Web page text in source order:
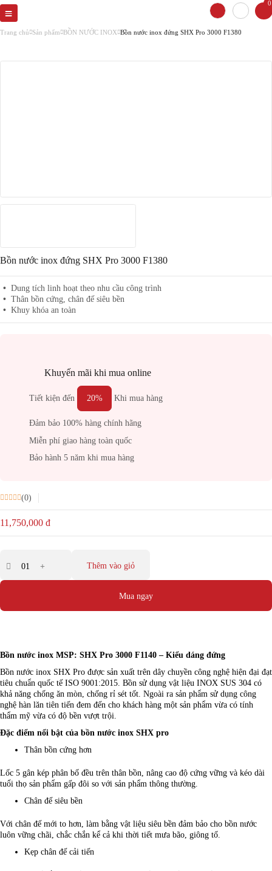
0
Trang chủ Sản phẩm BỒN NƯỚC INOX Bồn nước inox đứng SHX Pro 3000 F1380
Bồn nước inox đứng SHX Pro 3000 F1380
Dung tích linh hoạt theo nhu cầu công trình
Thân bồn cứng, chân đế siêu bền
Khuy khóa an toàn
Khuyến mãi khi mua online
Tiết kiện đến 20% Khi mua hàng
Đảm bảo 100% hàng chính hãng
Miễn phí giao hàng toàn quốc
Bảo hành 5 năm khi mua hàng
(0)
11,750,000 đ
Thêm vào giỏ
Mua ngay
Bồn nước inox MSP: SHX Pro 3000 F1140 – Kiểu dáng đứng
Bồn nước inox SHX Pro được sản xuất trên dây chuyền công nghệ hiện đại đạt
tiêu chuẩn quốc tế ISO 9001:2015. Bồn sử dụng vật liệu INOX SUS 304 có
khả năng chống ăn mòn, chống rỉ sét tốt. Ngoài ra sản phẩm sử dụng công
nghệ hàn lăn tiên tiến đem đến cho khách hàng một sản phẩm vừa có tính
thẩm mỹ vừa có độ bền vượt trội.
Đặc điểm nổi bật của bồn nước inox SHX pro
Thân bồn cứng hơn
Lốc 5 gân kép phân bố đều trên thân bồn, nâng cao độ cứng vững và kéo dài
tuổi thọ sản phẩm gấp đôi so với sản phẩm thông thường.
Chân đế siêu bền
Với chân đế mới to hơn, làm bằng vật liệu siêu bền đảm bảo cho bồn nước
luôn vững chãi, chắc chắn kể cả khi thời tiết mưa bão, giông tố.
Kẹp chân đế cải tiến